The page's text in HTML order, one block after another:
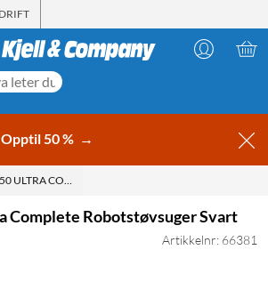
50 % →
ULTRA COMPLETE ROBOTSTØVSUGER SVART
Complete Robotstøvsuger Svart
Artikkelnr: 66381